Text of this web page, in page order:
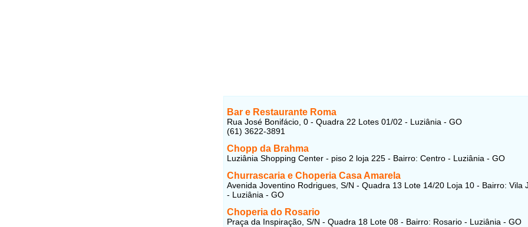
Bar e Restaurante Roma
Rua José Bonifácio, 0 - Quadra 22 Lotes 01/02 - Luziânia - GO
(61) 3622-3891
Chopp da Brahma
Luziânia Shopping Center - piso 2 loja 225 - Bairro: Centro - Luziânia - GO
Churrascaria e Choperia Casa Amarela
Avenida Joventino Rodrigues, S/N - Quadra 13 Lote 14/20 Loja 10 - Bairro: Vila
- Luziânia - GO
Choperia do Rosario
Praça da Inspiração, S/N - Quadra 18 Lote 08 - Bairro: Rosario - Luziânia - GO